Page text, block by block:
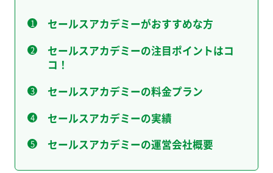
セールスアカデミーがおすすめな方
セールスアカデミーの注目ポイントはコ
コ！
セールスアカデミーの料金プラン
セールスアカデミーの実績
セールスアカデミーの運営会社概要